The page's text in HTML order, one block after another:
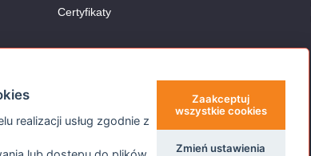
Certyfikaty
realizacji usług zgodnie z
Zaakceptuj
wszystkie cookies
Zmień ustawienia